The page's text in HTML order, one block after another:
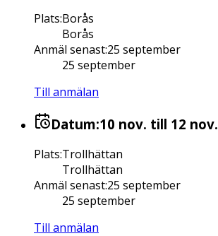
Plats:Borås
Borås
Anmäl senast:25 september
25 september
Till anmälan
Datum:10 nov. till 12 nov.
Plats:Trollhättan
Trollhättan
Anmäl senast:25 september
25 september
Till anmälan